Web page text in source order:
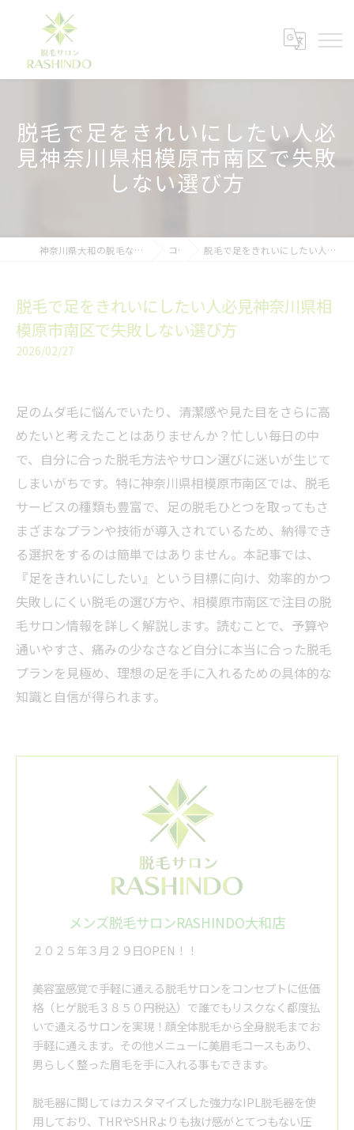
脱毛で足をきれいにしたい人必
見神奈川県相模原市南区で失敗
しない選び方
神奈川県大和の脱毛ならメンズ脱毛サロンRASHINDO大和店 コラム 脱毛で足をきれいにしたい人必見神奈川県相模原市南区で失敗しない選び方
脱毛で足をきれいにしたい人必見神奈川県相
模原市南区で失敗しない選び方
2026/02/27
足のムダ毛に悩んでいたり、清潔感や見た目をさらに高
めたいと考えたことはありませんか？忙しい毎日の中
で、自分に合った脱毛方法やサロン選びに迷いが生じて
しまいがちです。特に神奈川県相模原市南区では、脱毛
サービスの種類も豊富で、足の脱毛ひとつを取ってもさ
まざまなプランや技術が導入されているため、納得でき
る選択をするのは簡単ではありません。本記事では、
『足をきれいにしたい』という目標に向け、効率的かつ
失敗しにくい脱毛の選び方や、相模原市南区で注目の脱
毛サロン情報を詳しく解説します。読むことで、予算や
通いやすさ、痛みの少なさなど自分に本当に合った脱毛
プランを見極め、理想の足を手に入れるための具体的な
知識と自信が得られます。
メンズ脱毛サロンRASHINDO大和店
２０２５年３月２９日OPEN！！
美容室感覚で手軽に通える脱毛サロンをコンセプトに低価
格（ヒゲ脱毛３８５０円税込）で誰でもリスクなく都度払
いで通えるサロンを実現！顔全体脱毛から全身脱毛までお
手軽に通えます。その他メニューに美眉毛コースもあり、
男らしく整った眉毛を手に入れる事もできます。
脱毛器に関してはカスタマイズした強力なIPL脱毛器を使
用しており、THRやSHRよりも抜け感がとてつもない圧